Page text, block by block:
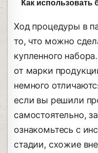
Как использовать
Ход процедуры в
то, что можно
купленного
от марки
немного
если вы решили
самостоятельно,
ознакомьтесь с
стадии, схожие